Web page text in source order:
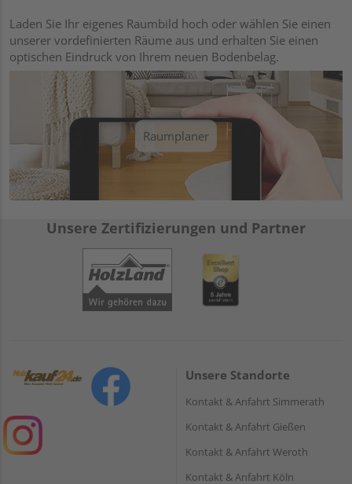
Laden Sie Ihr eigenes Raumbild hoch oder wählen Sie einen
unserer vordefinierten Räume aus und erhalten Sie einen
optischen Eindruck von Ihrem neuen Bodenbelag.
Raumplaner
Unsere Zertifizierungen und Partner
Unsere Standorte
Kontakt & Anfahrt Simmerath
Kontakt & Anfahrt Gießen
Kontakt & Anfahrt Weroth
Kontakt & Anfahrt Köln